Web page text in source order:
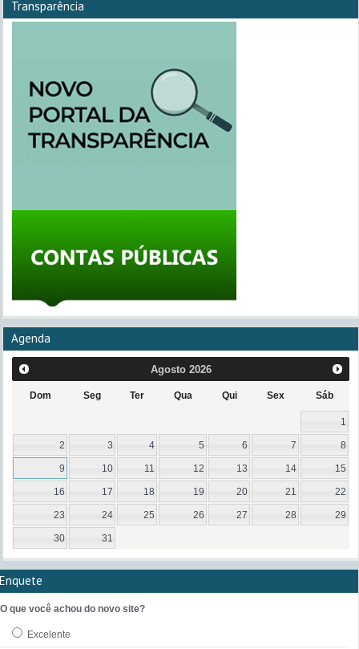
Transparência
Agenda
Agosto 2026
Dom Seg Ter Qua Qui Sex Sáb
1
2 3 4 5 6 7 8
9 10 11 12 13 14 15
16 17 18 19 20 21 22
23 24 25 26 27 28 29
30 31
Enquete
O que você achou do novo site?
Excelente